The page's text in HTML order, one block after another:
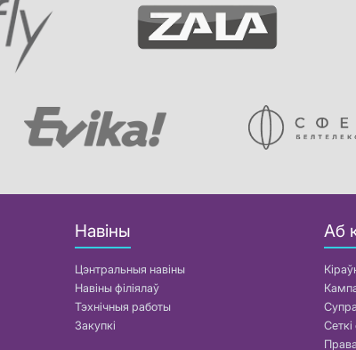
Навіны
Цэнтральныя навіны
Навіны філіялаў
Тэхнічныя работы
Закупкі
Аб
Сеткі